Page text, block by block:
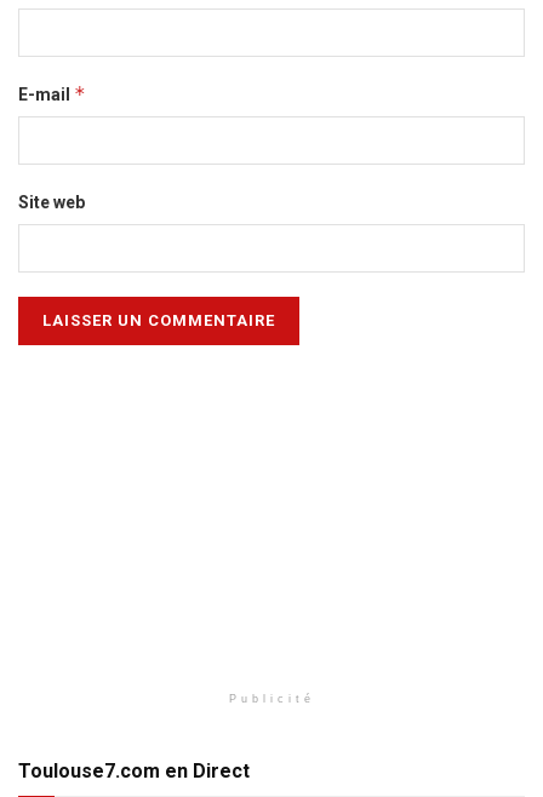
E-mail *
Site web
Publicité
Toulouse7.com en Direct